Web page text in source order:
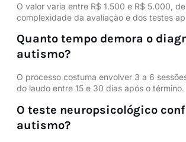
O valor varia entre R$ 1.500 e R$ 5.000,
complexidade da avaliação e dos testes
Quanto tempo demora o
autismo?
O processo costuma envolver 3 a 6
do laudo entre 15 e 30 dias após o término.
O teste neuropsicológico
autismo?